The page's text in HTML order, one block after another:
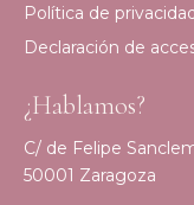
Política de
Declaración de
¿Hablamos?
C/ de Felipe
50001 Zaragoza